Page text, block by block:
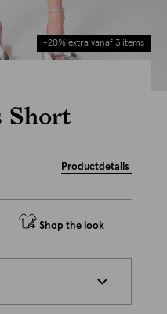
-20% extra vanaf 3 items
Short
Productdetails
Shop the look